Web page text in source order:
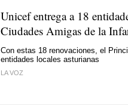
Unicef entrega a 18
Ciudades Amigas de la
Con estas 18 renovaciones, el
entidades locales asturianas
LA VOZ